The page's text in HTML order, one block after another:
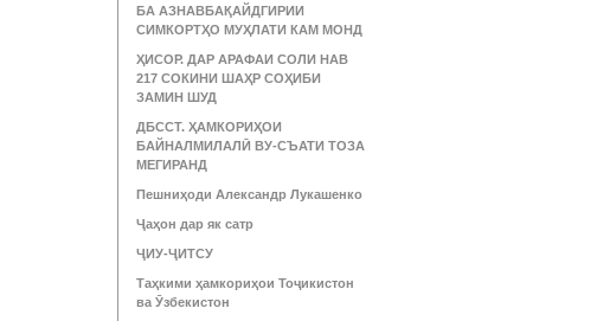
БА АЗНАВБАҚАЙДГИРИИ
СИМКОРТҲО МУҲЛАТИ КАМ МОНД
ҲИСОР. ДАР АРАФАИ СОЛИ НАВ
217 СОКИНИ ШАҲР СОҲИБИ
ЗАМИН ШУД
ДБССТ. ҲАМКОРИҲОИ
БАЙНАЛМИЛАЛӢ ВУ-СЪАТИ ТОЗА
МЕГИРАНД
Пешниҳоди Александр Лукашенко
Ҷаҳон дар як сатр
ҶИУ-ҶИТСУ
Таҳкими ҳамкориҳои Тоҷикистон
ва Ӯзбекистон